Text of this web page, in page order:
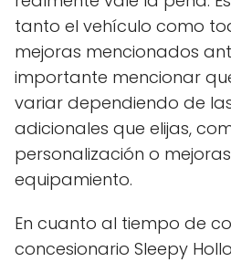
tanto el vehículo como
mejoras mencionados
importante mencionar
variar dependiendo de
adicionales que elijas,
personalización o
equipamiento.
En cuanto al tiempo de
concesionario Sleepy